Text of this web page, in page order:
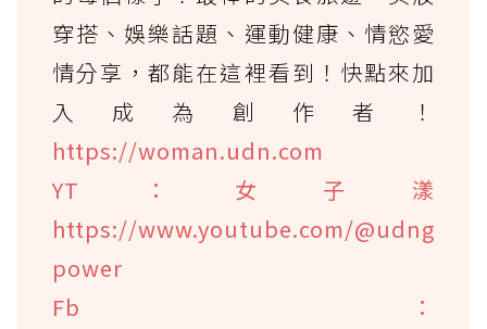
穿搭、娛樂話題、運動健康、情慾愛
情分享，都能在這裡看到！快點來加
入成為創作者！
https://woman.udn.com
YT：女子漾
https://www.youtube.com/@udng
power
Fb：